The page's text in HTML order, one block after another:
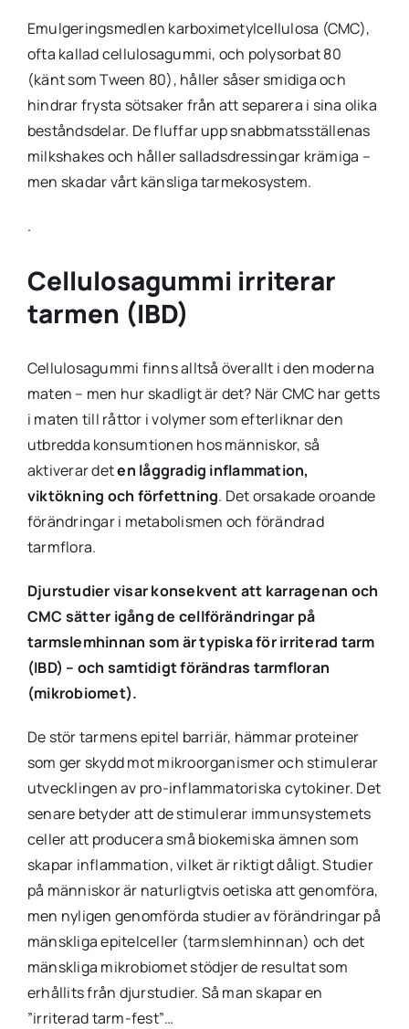
Emulgeringsmedlen karboximetylcellulosa (CMC),
ofta kallad cellulosagummi, och polysorbat 80
(känt som Tween 80), håller såser smidiga och
hindrar frysta sötsaker från att separera i sina olika
beståndsdelar. De fluffar upp snabbmatsställenas
milkshakes och håller salladsdressingar krämiga –
men skadar vårt känsliga tarmekosystem.
.
Cellulosagummi irriterar
tarmen (IBD)
Cellulosagummi finns alltså överallt i den moderna
maten – men hur skadligt är det? När CMC har getts
i maten till råttor i volymer som efterliknar den
utbredda konsumtionen hos människor, så
aktiverar deten låggradig inflammation,
viktökning och förfettning. Det orsakade oroande
förändringar i metabolismen och förändrad
tarmflora.
Djurstudier visar konsekvent att karragenan och
CMC sätter igång de cellförändringar på
tarmslemhinnan som är typiska för irriterad tarm
(IBD) – och samtidigt förändras tarmfloran
(mikrobiomet).
De stör tarmens epitel barriär, hämmar proteiner
som ger skydd mot mikroorganismer och stimulerar
utvecklingen av pro-inflammatoriska cytokiner. Det
senare betyder att de stimulerar immunsystemets
celler att producera små biokemiska ämnen som
skapar inflammation, vilket är riktigt dåligt. Studier
på människor är naturligtvis oetiska att genomföra,
men nyligen genomförda studier av förändringar på
mänskliga epitelceller (tarmslemhinnan) och det
mänskliga mikrobiomet stödjer de resultat som
erhållits från djurstudier. Så man skapar en
”irriterad tarm-fest”…